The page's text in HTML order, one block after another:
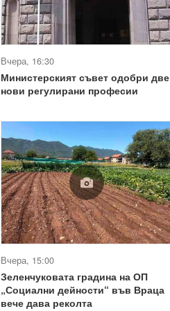
Вчера, 16:30
Министерският съвет одобри две
нови регулирани професии
Вчера, 15:00
Зеленчуковата градина на ОП
„Социални дейности“ във Враца
вече дава реколта